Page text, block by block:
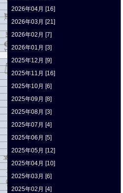
2026年04月 [16]
2026年03月 [21]
2026年02月 [7]
2026年01月 [3]
2025年12月 [9]
2025年11月 [16]
2025年10月 [6]
2025年09月 [8]
2025年08月 [3]
2025年07月 [4]
2025年06月 [5]
2025年05月 [12]
2025年04月 [10]
2025年03月 [6]
2025年02月 [4]